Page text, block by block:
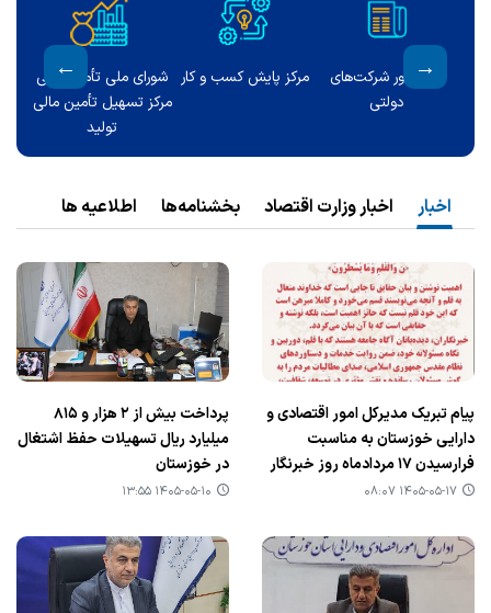
برنامه جامع اصلاح نظام
اداری
درگاه ملی مجوزها ارتباط با مدیر کل
اخبار اخبار وزارت اقتصاد بخشنامه‌ها اطلاعیه ها
پیام تبریک مدیرکل امور اقتصادی و
دارایی خوزستان به مناسبت
فرارسیدن ۱۷ مردادماه روز خبرنگار
۱۴۰۵-۰۵-۱۷ ۰۸:۰۷
پرداخت بیش از ۲ هزار و ۸۱۵
میلیارد ریال تسهیلات حفظ اشتغال
در خوزستان
۱۴۰۵-۰۵-۱۰ ۱۳:۵۵